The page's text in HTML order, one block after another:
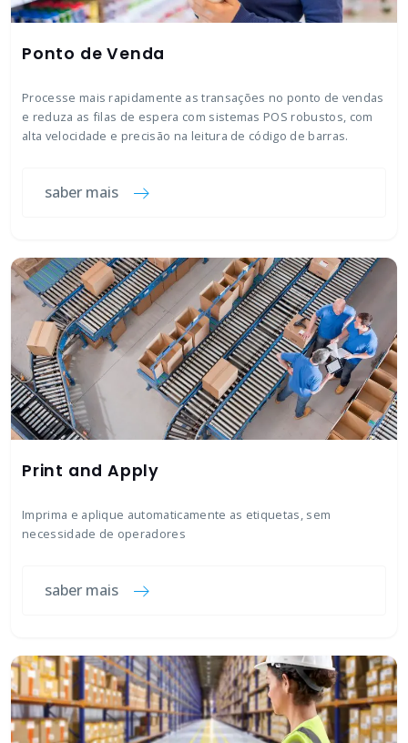
Ponto de Venda
Processe mais rapidamente as transações no ponto de vendas
e reduza as filas de espera com sistemas POS robustos, com
alta velocidade e precisão na leitura de código de barras.
saber mais
Print and Apply
Imprima e aplique automaticamente as etiquetas, sem
necessidade de operadores
saber mais